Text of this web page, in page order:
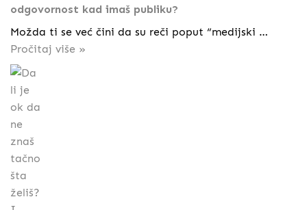
odgovornost kad imaš publiku?
Možda ti se već čini da su reči poput “medijski …
Pročitaj više »